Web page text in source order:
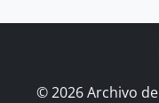
© 2026 Archivo